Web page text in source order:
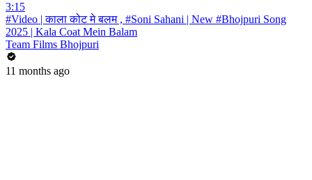
3:15
#Video | काला कोट मे बलम , #Soni Sahani | New #Bhojpuri Song
2025 | Kala Coat Mein Balam
Team Films Bhojpuri
11 months ago